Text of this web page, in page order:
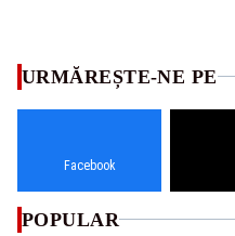
URMĂREȘTE-NE PE
Facebook
POPULAR